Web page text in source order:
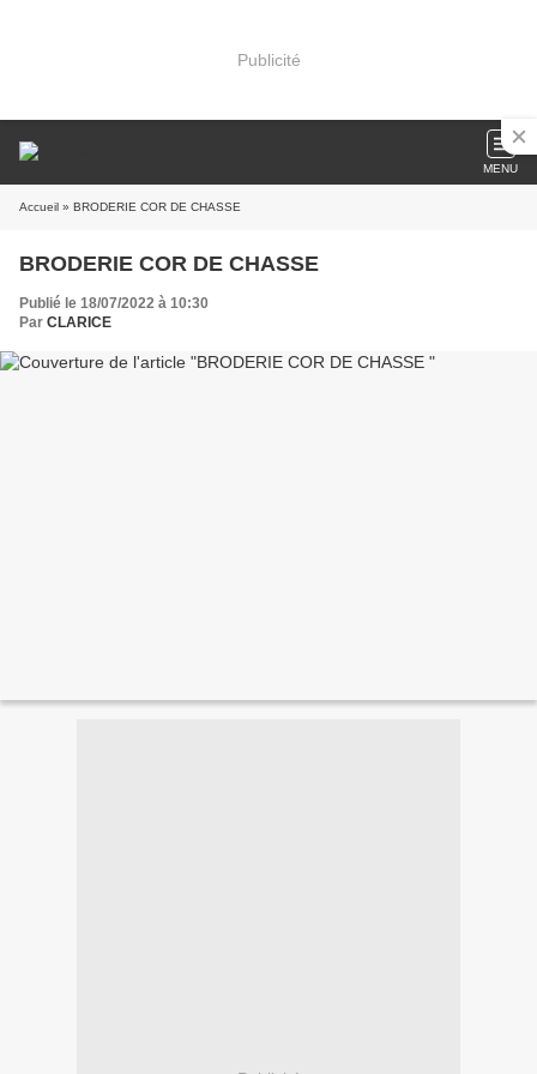
Publicité
MENU
Accueil » BRODERIE COR DE CHASSE
BRODERIE COR DE CHASSE
Publié le 18/07/2022 à 10:30
Par CLARICE